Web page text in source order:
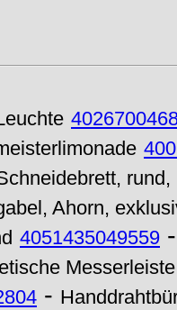
Ahorn,
4051435049559
Messerleiste
-